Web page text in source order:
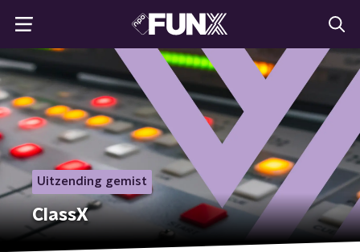
Uitzending gemist
ClassX